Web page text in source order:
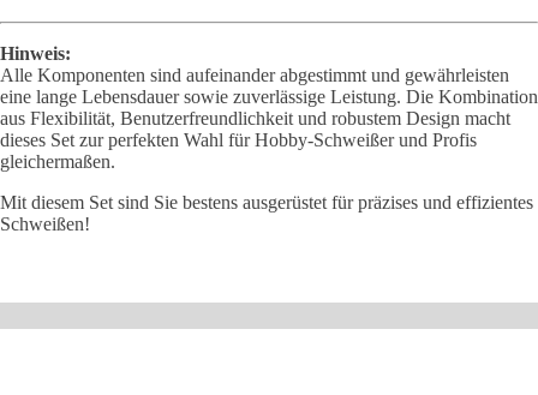
Hinweis:
Alle Komponenten sind aufeinander abgestimmt und gewährleisten
eine lange Lebensdauer sowie zuverlässige Leistung. Die Kombination
aus Flexibilität, Benutzerfreundlichkeit und robustem Design macht
dieses Set zur perfekten Wahl für Hobby-Schweißer und Profis
gleichermaßen.
Mit diesem Set sind Sie bestens ausgerüstet für präzises und effizientes
Schweißen!